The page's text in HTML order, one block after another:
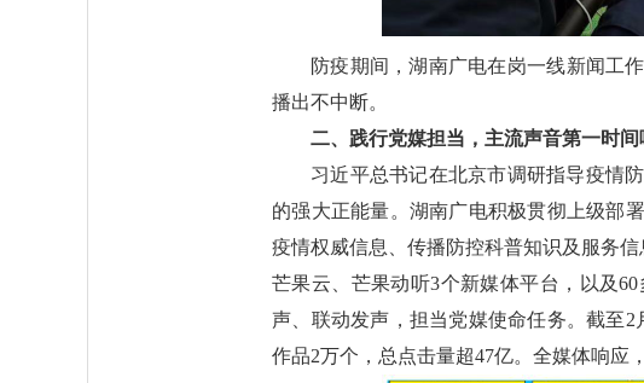
防疫期间，湖南广电在岗一线新闻工
播出不中断。
二、践行党媒担当，主流声音第一时间
习近平总书记在北京市调研指导疫情
的强大正能量。湖南广电积极贯彻上级部
疫情权威信息、传播防控科普知识及服务
芒果云、芒果动听3个新媒体平台，以及
声、联动发声，担当党媒使命任务。截至
作品2万个，总点击量超47亿。全媒体响应